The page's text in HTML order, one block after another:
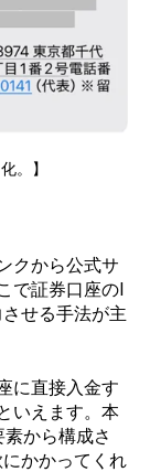
。】
クから公式サ
で証券口座のI
せる手法が主
に直接入金す
いえます。本
から構成さ
かかってくれ